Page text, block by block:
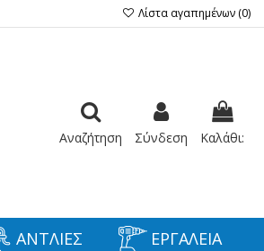
Λίστα αγαπημένων (0)
Αναζήτηση Σύνδεση Καλάθι:
ΑΝΤΛΙΕΣ ΕΡΓΑΛΕΙΑ